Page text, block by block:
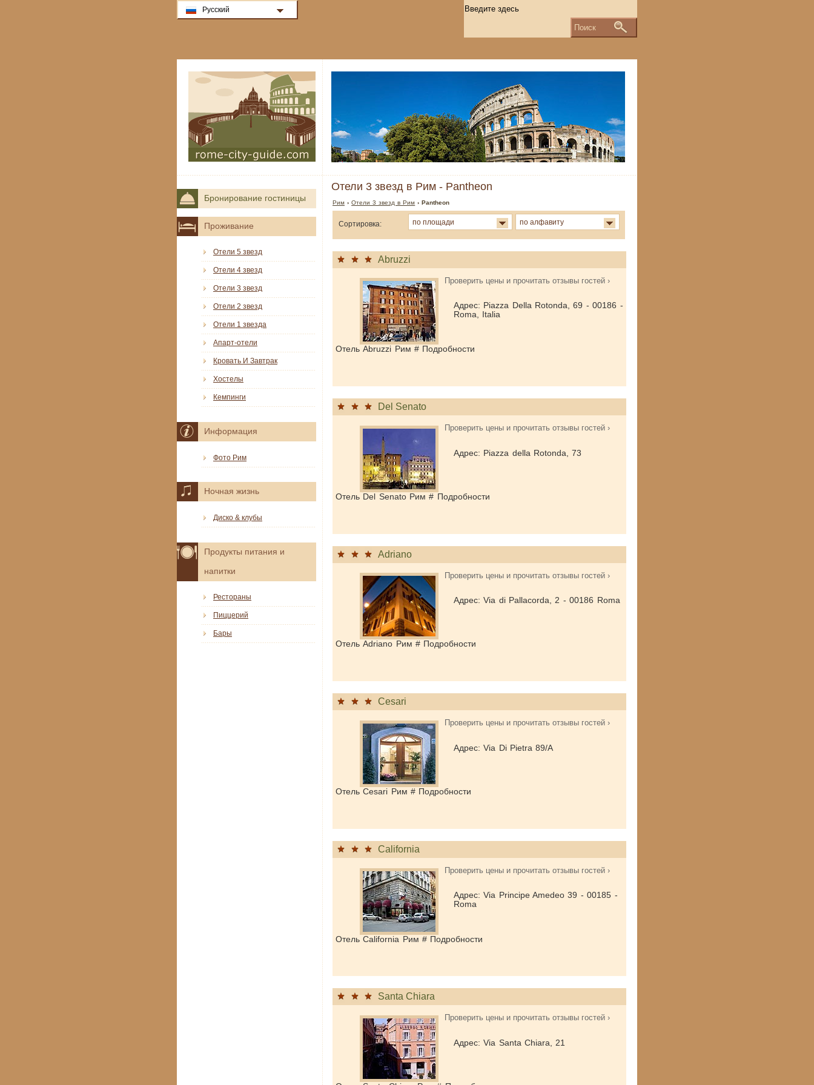
Отели 3 звезд в Рим - Pantheon
Рим ›Отели 3 звезд в Рим › Pantheon
Сортировка: по площади по алфавиту
Abruzzi
Проверить цены и прочитать отзывы гостей ›
Адрес: Piazza Della Rotonda, 69 - 00186 -
Roma, Italia
Отель Abruzzi Рим # Подробности
Del Senato
Проверить цены и прочитать отзывы гостей ›
Адрес: Piazza della Rotonda, 73
Отель Del Senato Рим # Подробности
Adriano
Проверить цены и прочитать отзывы гостей ›
Адрес: Via di Pallacorda, 2 - 00186 Roma
Отель Adriano Рим # Подробности
Cesari
Проверить цены и прочитать отзывы гостей ›
Адрес: Via Di Pietra 89/A
Отель Cesari Рим # Подробности
California
Проверить цены и прочитать отзывы гостей ›
Адрес: Via Principe Amedeo 39 - 00185 -
Roma
Отель California Рим # Подробности
Santa Chiara
Проверить цены и прочитать отзывы гостей ›
Адрес: Via Santa Chiara, 21
Бронирование гостиницы
Проживание
Отели 5 звезд
Отели 4 звезд
Отели 3 звезд
Отели 2 звезд
Отели 1 звезда
Апарт-отели
Кровать И Завтрак
Хостелы
Кемпинги
Информация
Фото Рим
Ночная жизнь
Диско & клубы
Продукты питания и
напитки
Рестораны
Пиццерий
Бары
Русский
Поиск